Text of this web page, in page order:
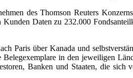
des Thomson Reuters
Daten zu 232.000
über Kanada und
in den jeweiligen
Banken und Staaten, die sich